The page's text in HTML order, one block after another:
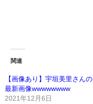
関連
【画像あり】宇垣美里さんの
最新画像wwwwwwww
2021年12月6日